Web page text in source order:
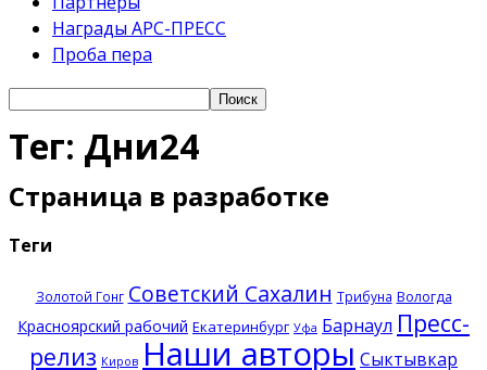
Награды АРС-ПРЕСС
Проба пера
Тег: Дни24
Страница в разработке
Теги
Золотой Гонг Советский Сахалин Трибуна Вологда
Красноярский рабочий Екатеринбург Уфа Барнаул Пресс-
релиз Киров Наши авторы Сыктывкар